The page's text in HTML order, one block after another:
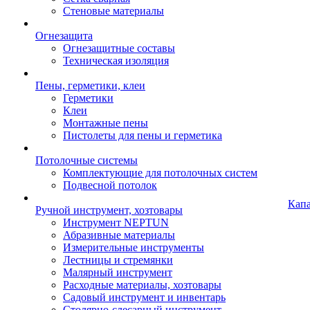
Стеновые материалы
Огнезащита
Огнезащитные составы
Техническая изоляция
Пены, герметики, клеи
Герметики
Клеи
Монтажные пены
Пистолеты для пены и герметика
Потолочные системы
Комплектующие для потолочных систем
Подвесной потолок
Ручной инструмент, хозтовары
Инструмент NEPTUN
Абразивные материалы
Измерительные инструменты
Лестницы и стремянки
Малярный инструмент
Расходные материалы, хозтовары
Садовый инструмент и инвентарь